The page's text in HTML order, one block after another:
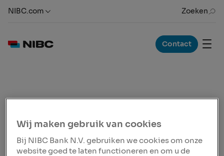
NIBC.com Zoeken
Contact
Governancecodes
Op 1 januari 2015 trad een nieuwe Code Banken in
werking.De nieuwe Code Banken, het
Wij maken gebruik van cookies
Bij NIBC Bank N.V. gebruiken we cookies om onze
website goed te laten functioneren en om u de